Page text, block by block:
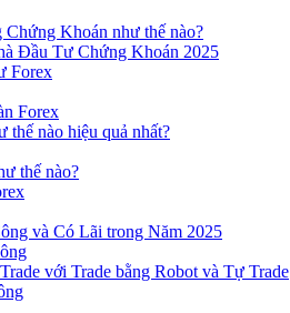
Khoán như thế nào?
Đầu Tư Chứng Khoán 2025
Forex
Forex
nào hiệu quả nhất?
thế nào?
và Có Lãi trong Năm 2025
với Trade bằng Robot và Tự Trade